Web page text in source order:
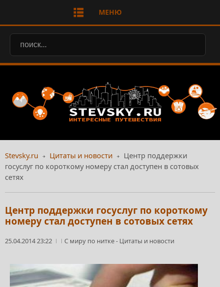
МЕНЮ
Stevsky.ru Цитаты и новости
Центр поддержки
госуслуг по короткому номеру стал доступен в сотовых
сетях
Центр поддержки госуслуг по короткому
номеру стал доступен в сотовых сетях
25.04.2014 23:22 С миру по нитке- Цитаты и новости